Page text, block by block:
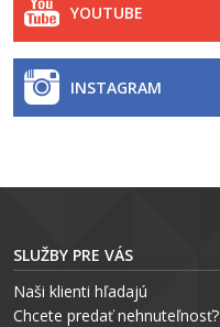
YOUTUBE
INSTAGRAM
SLUŽBY PRE VÁS
Naši klienti hľadajú
Chcete predať nehnuteľnosť?